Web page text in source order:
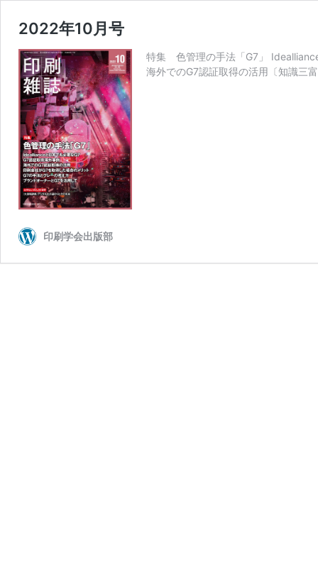
2022年10月号
特集 色管理の手法「G7」
海外でのG7認証取得の活用〔知識三
印刷学会出版部